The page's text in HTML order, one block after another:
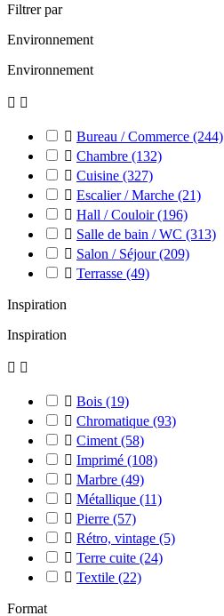
Filtrer par
Environnement
Environnement
 
 Bureau / Commerce (244)
 Chambre (132)
 Cuisine (327)
 Escalier / Marche (21)
 Hall / Couloir(196)
 Salle de bain / WC (313)
 Salon / Séjour(209)
 Terrasse (49)
Inspiration
Inspiration
 
 Bois (19)
 Chromatique (93)
 Ciment (58)
 Imprimé (108)
 Marbre (49)
 Métallique (11)
 Pierre (57)
 Rétro, vintage (5)
 Terre cuite (24)
 Textile (22)
Format